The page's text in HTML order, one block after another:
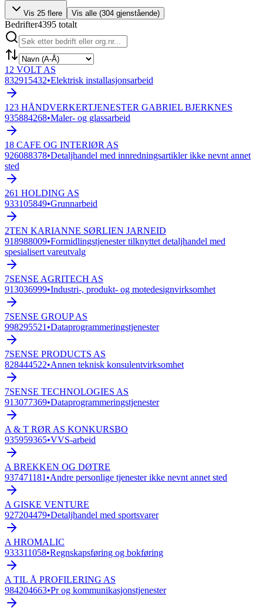
Vis 25 flere Vis alle (304 gjenstående)
Bedrifter4395 totalt
12 VOLT AS
832915432•Elektrisk installasjonsarbeid
123 HÅNDVERKERTJENESTER GABRIEL BJERKNES
935884268•Maler- og glassarbeid
18 CAFE OG INTERIØR AS
926088378•Detaljhandel med innredningsartikler ikke nevnt annet
sted
261 HOLDING AS
933105849•Grunnarbeid
2TEN KARIANNE SØRLIEN JARNEID
918988009•Formidlingstjenester tilknyttet detaljhandel med
spesialisert vareutvalg
7SENSE AGRITECH AS
913036999•Industri-, produkt- og motedesignvirksomhet
7SENSE GROUP AS
998295521 •Dataprogrammeringstjenester
7SENSE PRODUCTS AS
828444522•Annen teknisk konsulentvirksomhet
7SENSE TECHNOLOGIES AS
913077369•Dataprogrammeringstjenester
A & T RØR AS KONKURSBO
935959365•VVS-arbeid
A BREKKEN OG DØTRE
937471181 •Andre personlige tjenester ikke nevnt annet sted
A GISKE VENTURE
927204479•Detaljhandel med sportsvarer
A HROMALIC
933311058•Regnskapsføring og bokføring
A TIL Å PROFILERING AS
984204663•Pr og kommunikasjonstjenester